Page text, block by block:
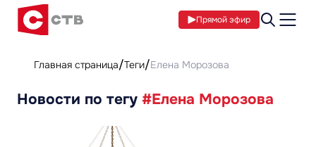
Прямой эфир
Главная страница Теги Елена Морозова
Новости по тегу #Елена Морозова